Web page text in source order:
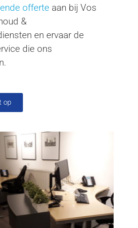
offerte aan bij Vos
&
en ervaar de
die ons
op